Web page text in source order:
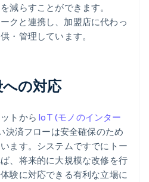
減らすことができます。
クと連携し、加盟店に代わっ
・管理しています。
の対応
トからIoT (モノのインター
決済フローは安全確保のため
ます。システムですでにトー
、将来的に大規模な改修を行
験に対応できる有利な立場に